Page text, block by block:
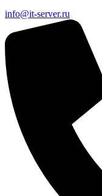
info@it-server.ru